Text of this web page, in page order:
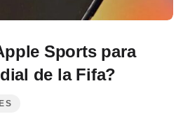
Sports para
de la Fifa?